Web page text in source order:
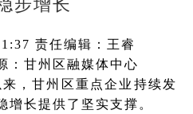
步增长
责任编辑：王睿
：甘州区融媒体中心
，甘州区重点企业持续发
增长提供了坚实支撑。